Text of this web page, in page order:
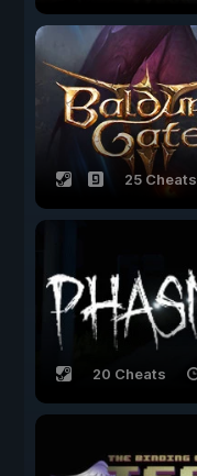
25 Cheats
20 Cheats